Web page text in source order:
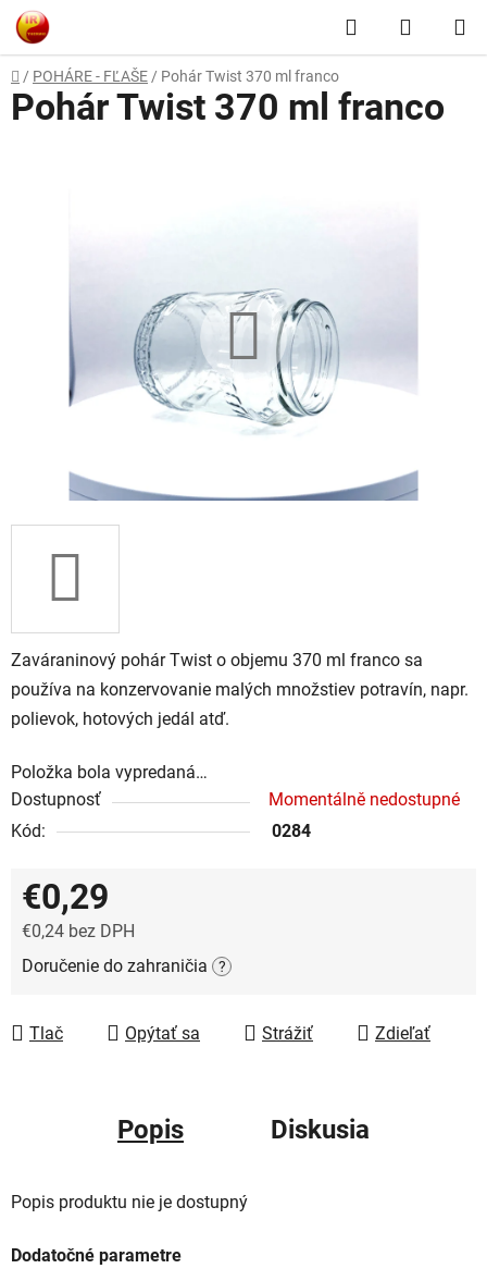
Prejsť
na
obsah
Hľadať
KOŠÍK
Domov
/ POHÁRE - FĽAŠE / Pohár Twist 370 ml franco
Zaváraninový pohár Twist o objemu 370 ml franco sa
používa na konzervovanie malých množstiev potravín, napr.
polievok, hotových jedál atď.
Položka bola vypredaná…
Dostupnosť
Momentálně nedostupné
Kód:
0284
€0,29
€0,24 bez DPH
Jednotková cena:
Doručenie do zahraničia ?
Tlač Opýtať sa Strážiť Zdieľať
Pohár Twist 370 ml franco
Popis Diskusia
Popis produktu nie je dostupný
Dodatočné parametre